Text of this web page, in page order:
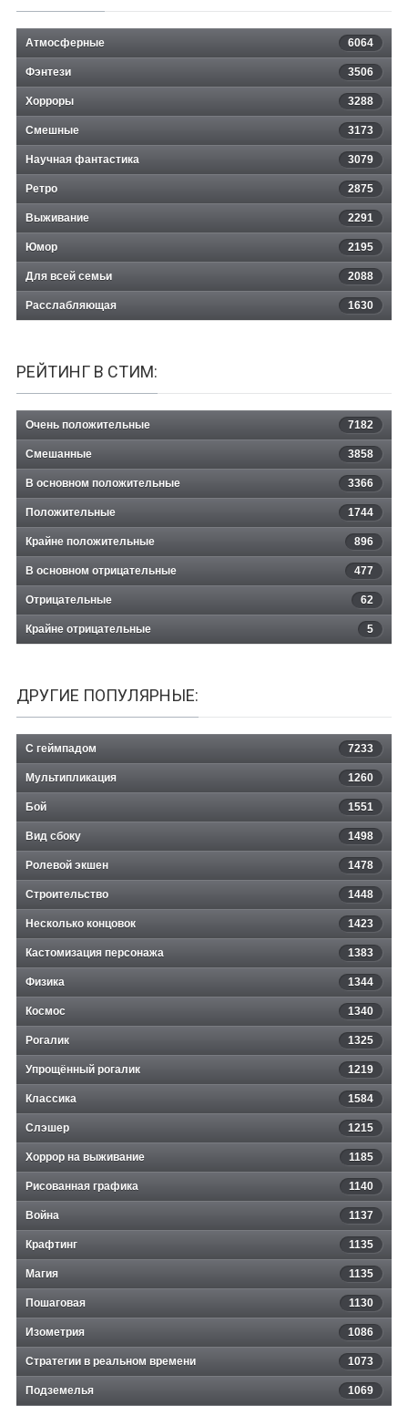
Атмосферные 6064
Фэнтези 3506
Хорроры 3288
Смешные 3173
Научная фантастика 3079
Ретро 2875
Выживание 2291
Юмор 2195
Для всей семьи 2088
Расслабляющая 1630
РЕЙТИНГ В СТИМ:
Очень положительные 7182
Смешанные 3858
В основном положительные 3366
Положительные 1744
Крайне положительные 896
В основном отрицательные 477
Отрицательные 62
Крайне отрицательные 5
ДРУГИЕ ПОПУЛЯРНЫЕ:
С геймпадом 7233
Мультипликация 1260
Бой 1551
Вид сбоку 1498
Ролевой экшен 1478
Строительство 1448
Несколько концовок 1423
Кастомизация персонажа 1383
Физика 1344
Космос 1340
Рогалик 1325
Упрощённый рогалик 1219
Классика 1584
Слэшер 1215
Хоррор на выживание 1185
Рисованная графика 1140
Война 1137
Крафтинг 1135
Магия 1135
Пошаговая 1130
Изометрия 1086
Стратегии в реальном времени 1073
Подземелья 1069